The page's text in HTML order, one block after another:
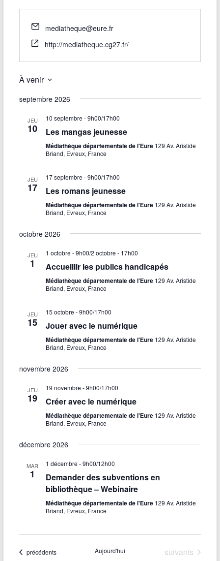
mediatheque@eure.fr
http://mediatheque.cg27.fr/
À venir
é
d
septembre 2026
JEU
10
10 septembre - 9h00/17h00
Les mangas jeunesse
Médiathèque départementale de l'Eure 129 Av. Aristide
Briand, Evreux, France
JEU
17
17 septembre - 9h00/17h00
Les romans jeunesse
Médiathèque départementale de l'Eure 129 Av. Aristide
Briand, Evreux, France
octobre 2026
JEU
1
1 octobre - 9h00/2 octobre - 17h00
Accueillir les publics handicapés
Médiathèque départementale de l'Eure 129 Av. Aristide
Briand, Evreux, France
JEU
15
15 octobre - 9h00/17h00
Jouer avec le numérique
Médiathèque départementale de l'Eure 129 Av. Aristide
Briand, Evreux, France
novembre 2026
JEU
19
19 novembre - 9h00/17h00
Créer avec le numérique
Médiathèque départementale de l'Eure 129 Av. Aristide
Briand, Evreux, France
décembre 2026
MAR
1
1 décembre - 9h00/12h00
Demander des subventions en
bibliothèque – Webinaire
Médiathèque départementale de l'Eure 129 Av. Aristide
Briand, Evreux, France
Évènements
précédents Aujourd'hui Évènements
suivants